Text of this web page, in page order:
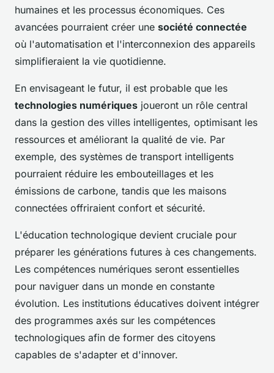
humaines et les processus économiques. Ces
avancées pourraient créer une société connectée
où l'automatisation et l'interconnexion des appareils
simplifieraient la vie quotidienne.
En envisageant le futur, il est probable que les
technologies numériques joueront un rôle central
dans la gestion des villes intelligentes, optimisant les
ressources et améliorant la qualité de vie. Par
exemple, des systèmes de transport intelligents
pourraient réduire les embouteillages et les
émissions de carbone, tandis que les maisons
connectées offriraient confort et sécurité.
L'éducation technologique devient cruciale pour
préparer les générations futures à ces changements.
Les compétences numériques seront essentielles
pour naviguer dans un monde en constante
évolution. Les institutions éducatives doivent intégrer
des programmes axés sur les compétences
technologiques afin de former des citoyens
capables de s'adapter et d'innover.